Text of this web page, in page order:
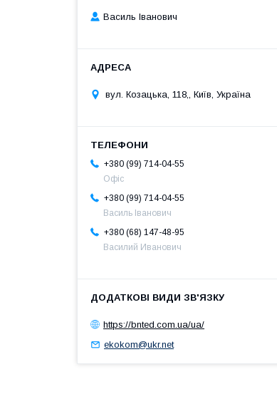
Василь Іванович
вул. Козацька, 118,, Київ, Україна
+380 (99) 714-04-55
Офіс
+380 (99) 714-04-55
Василь Іванович
+380 (68) 147-48-95
Василий Иванович
https://bnted.com.ua/ua/
ekokom@ukr.net